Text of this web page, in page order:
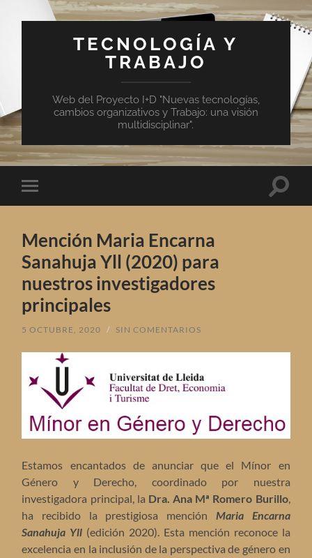
TECNOLOGÍA Y
TRABAJO
Web del Proyecto I+D "Nuevas tecnologías,
cambios organizativos y Trabajo: una visión
multidisciplinar".
Alternar
el
Mención Maria Encarna
Sanahuja Yll (2020) para
nuestros investigadores
principales
5 OCTUBRE, 2020 / SIN COMENTARIOS
Estamos encantados de anunciar que el Mínor en
Género y Derecho, coordinado por nuestra
investigadora principal, la Dra. Ana Mª Romero Burillo,
ha recibido la prestigiosa mención Maria Encarna
Sanahuja Yll (edición 2020). Esta mención reconoce la
excelencia en la inclusión de la perspectiva de género en